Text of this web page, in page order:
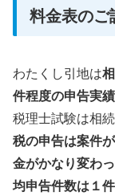
料金表のご
わたくし引地は
件程度の申告実績
税理士試験は相
税の申告は案件
金がかなり変わ
均申告件数は１件